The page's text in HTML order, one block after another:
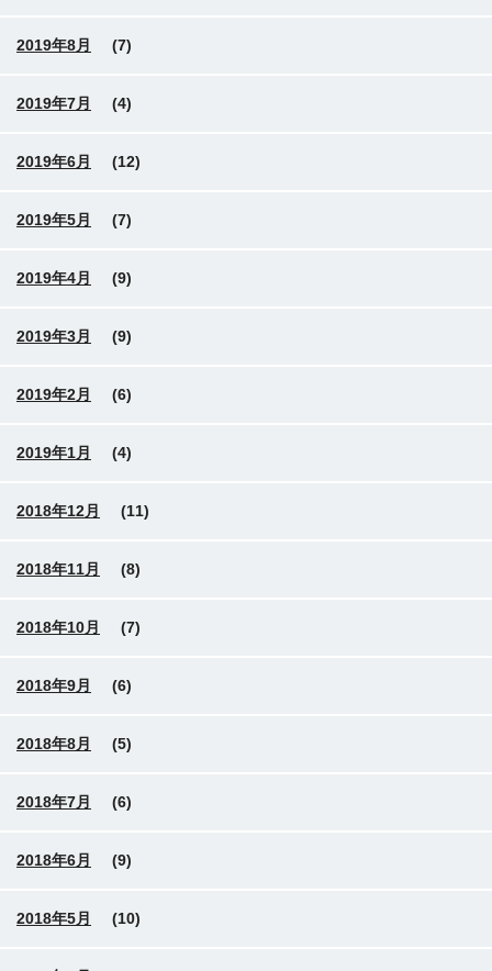
2019年8月 (7)
2019年7月 (4)
2019年6月 (12)
2019年5月 (7)
2019年4月 (9)
2019年3月 (9)
2019年2月 (6)
2019年1月 (4)
2018年12月 (11)
2018年11月 (8)
2018年10月 (7)
2018年9月 (6)
2018年8月 (5)
2018年7月 (6)
2018年6月 (9)
2018年5月 (10)